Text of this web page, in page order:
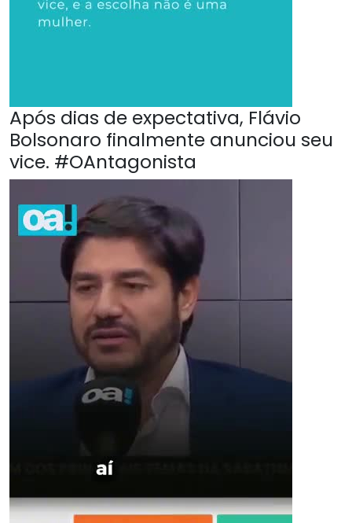
Após dias de expectativa, Flávio
Bolsonaro finalmente anunciou seu
vice. #OAntagonista